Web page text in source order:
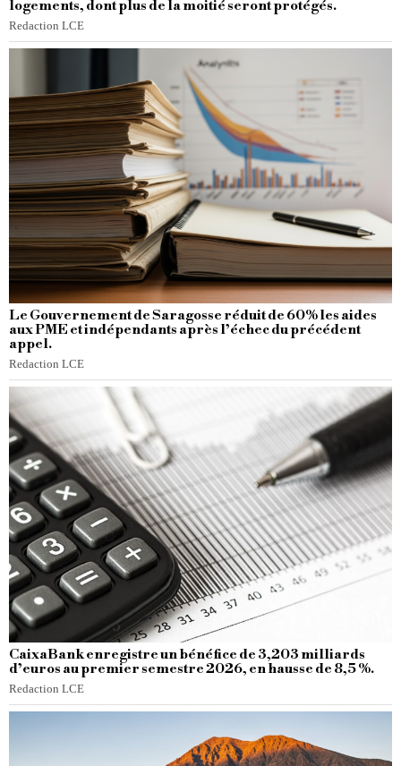
logements, dont plus de la moitié seront protégés.
Redaction LCE
Le Gouvernement de Saragosse réduit de 60% les aides
aux PME et indépendants après l’échec du précédent
appel.
Redaction LCE
CaixaBank enregistre un bénéfice de 3,203 milliards
d’euros au premier semestre 2026, en hausse de 8,5 %.
Redaction LCE